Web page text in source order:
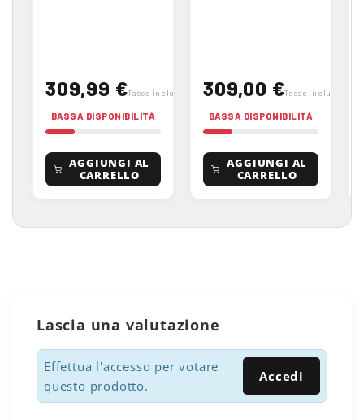
309,99 €Tasse incluse
BASSA DISPONIBILITÀ
AGGIUNGI AL
CARRELLO
309,00 €Tasse incluse
BASSA DISPONIBILITÀ
AGGIUNGI AL
CARRELLO
Lascia una valutazione
Effettua l'accesso per votare
questo prodotto.
Accedi